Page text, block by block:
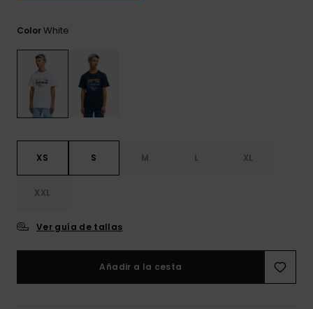
ColorWhite
XS S M L XL
XXL
Ver guía de tallas
Añadir a la cesta